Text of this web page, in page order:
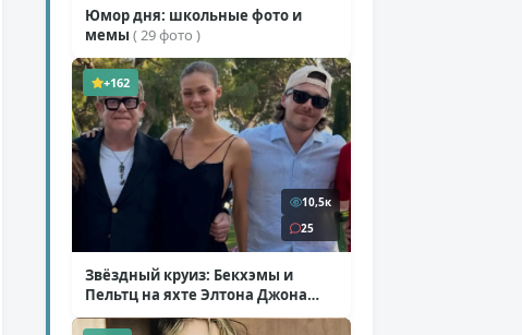
Юмор дня: школьные фото и
мемы ( 29 фото )
+162
10,5к
25
Звёздный круиз: Бекхэмы и
Пельтц на яхте Элтона Джона
( 12 фото )